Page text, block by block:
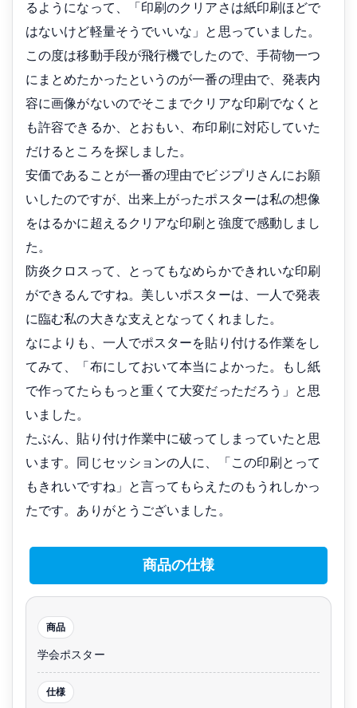
るようになって、「印刷のクリアさは紙印刷ほどで
はないけど軽量そうでいいな」と思っていました。
この度は移動手段が飛行機でしたので、手荷物一つ
にまとめたかったというのが一番の理由で、発表内
容に画像がないのでそこまでクリアな印刷でなくと
も許容できるか、とおもい、布印刷に対応していた
だけるところを探しました。
安価であることが一番の理由でビジプリさんにお願
いしたのですが、出来上がったポスターは私の想像
をはるかに超えるクリアな印刷と強度で感動しまし
た。
防炎クロスって、とってもなめらかできれいな印刷
ができるんですね。美しいポスターは、一人で発表
に臨む私の大きな支えとなってくれました。
なによりも、一人でポスターを貼り付ける作業をし
てみて、「布にしておいて本当によかった。もし紙
で作ってたらもっと重くて大変だっただろう」と思
いました。
たぶん、貼り付け作業中に破ってしまっていたと思
います。同じセッションの人に、「この印刷とって
もきれいですね」と言ってもらえたのもうれしかっ
たです。ありがとうございました。
商品の仕様
商品
学会ポスター
仕様